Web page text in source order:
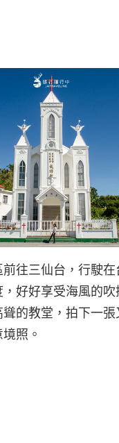
前往三仙台，行駛在
好好享受海風的吹
的教堂，拍下一張
照。